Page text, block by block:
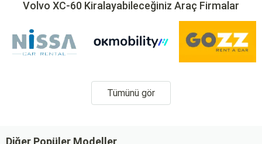
Volvo XC-60 Kiralayabileceğiniz Araç Firmalar
Tümünü gör
Diğer Popüler Modeller